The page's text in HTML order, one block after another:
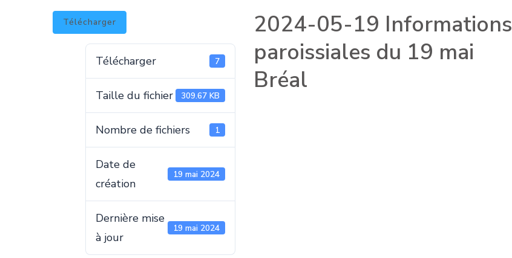
Télécharger
Télécharger 7
Taille du fichier 309.67 KB
Nombre de fichiers 1
Date de
création
19 mai 2024
Dernière mise
à jour
19 mai 2024
2024-05-19 Informations
paroissiales du 19 mai
Bréal